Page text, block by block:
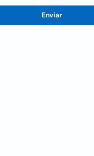
Enviar
para mejorar la